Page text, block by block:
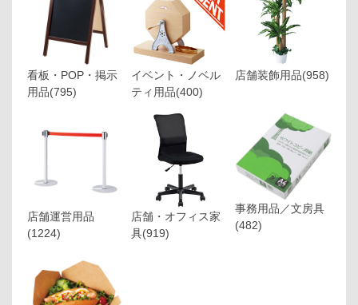
看板・POP・掲示
用品(795)
イベント・ノベル
ティ用品(400)
店舗装飾用品(958)
店舗運営用品
(1224)
店舗・オフィス家
具(919)
事務用品／文房具
(482)